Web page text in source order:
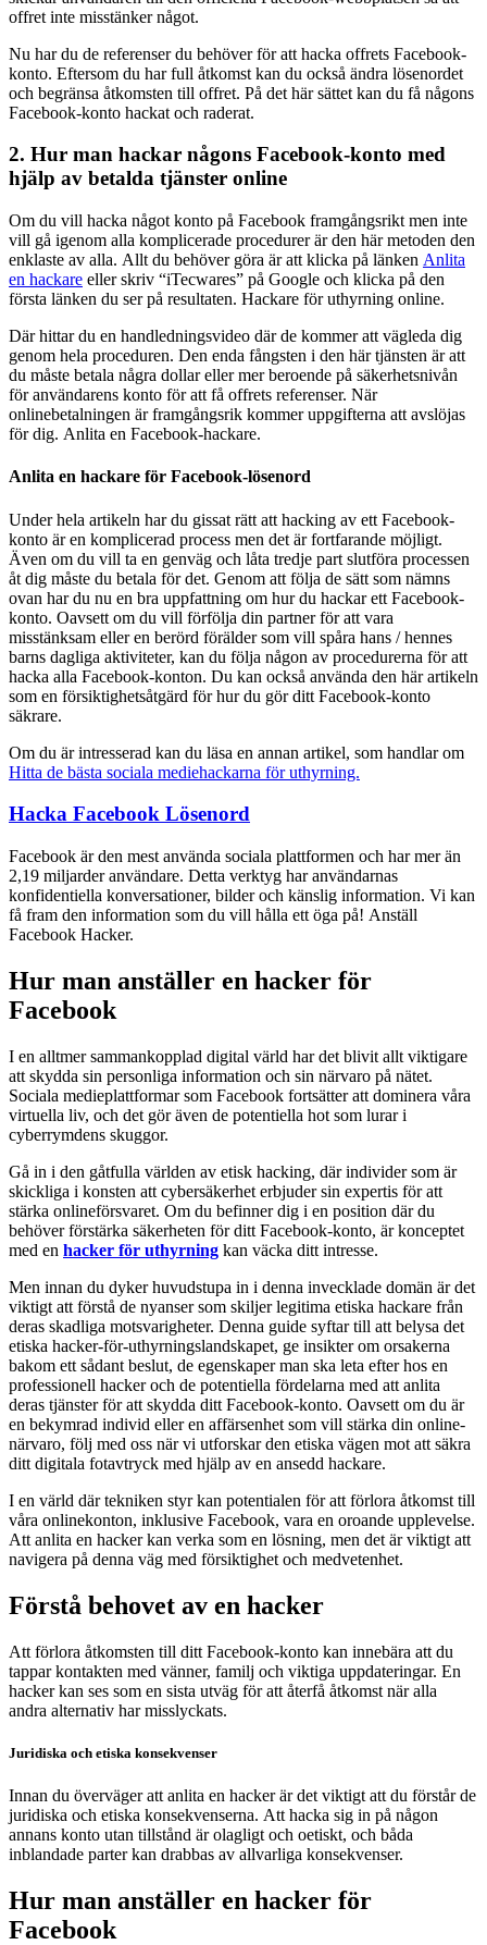
offret inte misstänker något.
Nu har du de referenser du behöver för att hacka offrets Facebook-
konto. Eftersom du har full åtkomst kan du också ändra lösenordet
och begränsa åtkomsten till offret. På det här sättet kan du få någons
Facebook-konto hackat och raderat.
2. Hur man hackar någons Facebook-konto med
hjälp av betalda tjänster online
Om du vill hacka något konto på Facebook framgångsrikt men inte
vill gå igenom alla komplicerade procedurer är den här metoden den
enklaste av alla. Allt du behöver göra är att klicka på länken Anlita
en hackare eller skriv “iTecwares” på Google och klicka på den
första länken du ser på resultaten. Hackare för uthyrning online.
Där hittar du en handledningsvideo där de kommer att vägleda dig
genom hela proceduren. Den enda fångsten i den här tjänsten är att
du måste betala några dollar eller mer beroende på säkerhetsnivån
för användarens konto för att få offrets referenser. När
onlinebetalningen är framgångsrik kommer uppgifterna att avslöjas
för dig. Anlita en Facebook-hackare.
Anlita en hackare för Facebook-lösenord
Under hela artikeln har du gissat rätt att hacking av ett Facebook-
konto är en komplicerad process men det är fortfarande möjligt.
Även om du vill ta en genväg och låta tredje part slutföra processen
åt dig måste du betala för det. Genom att följa de sätt som nämns
ovan har du nu en bra uppfattning om hur du hackar ett Facebook-
konto. Oavsett om du vill förfölja din partner för att vara
misstänksam eller en berörd förälder som vill spåra hans / hennes
barns dagliga aktiviteter, kan du följa någon av procedurerna för att
hacka alla Facebook-konton. Du kan också använda den här artikeln
som en försiktighetsåtgärd för hur du gör ditt Facebook-konto
säkrare.
Om du är intresserad kan du läsa en annan artikel, som handlar om
Hitta de bästa sociala mediehackarna för uthyrning.
Hacka Facebook Lösenord
Facebook är den mest använda sociala plattformen och har mer än
2,19 miljarder användare. Detta verktyg har användarnas
konfidentiella konversationer, bilder och känslig information. Vi kan
få fram den information som du vill hålla ett öga på! Anställ
Facebook Hacker.
Hur man anställer en hacker för
Facebook
I en alltmer sammankopplad digital värld har det blivit allt viktigare
att skydda sin personliga information och sin närvaro på nätet.
Sociala medieplattformar som Facebook fortsätter att dominera våra
virtuella liv, och det gör även de potentiella hot som lurar i
cyberrymdens skuggor.
Gå in i den gåtfulla världen av etisk hacking, där individer som är
skickliga i konsten att cybersäkerhet erbjuder sin expertis för att
stärka onlineförsvaret. Om du befinner dig i en position där du
behöver förstärka säkerheten för ditt Facebook-konto, är konceptet
med en hacker för uthyrning kan väcka ditt intresse.
Men innan du dyker huvudstupa in i denna invecklade domän är det
viktigt att förstå de nyanser som skiljer legitima etiska hackare från
deras skadliga motsvarigheter. Denna guide syftar till att belysa det
etiska hacker-för-uthyrningslandskapet, ge insikter om orsakerna
bakom ett sådant beslut, de egenskaper man ska leta efter hos en
professionell hacker och de potentiella fördelarna med att anlita
deras tjänster för att skydda ditt Facebook-konto. Oavsett om du är
en bekymrad individ eller en affärsenhet som vill stärka din online-
närvaro, följ med oss när vi utforskar den etiska vägen mot att säkra
ditt digitala fotavtryck med hjälp av en ansedd hackare.
I en värld där tekniken styr kan potentialen för att förlora åtkomst till
våra onlinekonton, inklusive Facebook, vara en oroande upplevelse.
Att anlita en hacker kan verka som en lösning, men det är viktigt att
navigera på denna väg med försiktighet och medvetenhet.
Förstå behovet av en hacker
Att förlora åtkomsten till ditt Facebook-konto kan innebära att du
tappar kontakten med vänner, familj och viktiga uppdateringar. En
hacker kan ses som en sista utväg för att återfå åtkomst när alla
andra alternativ har misslyckats.
Juridiska och etiska konsekvenser
Innan du överväger att anlita en hacker är det viktigt att du förstår de
juridiska och etiska konsekvenserna. Att hacka sig in på någon
annans konto utan tillstånd är olagligt och oetiskt, och båda
inblandade parter kan drabbas av allvarliga konsekvenser.
Hur man anställer en hacker för
Facebook